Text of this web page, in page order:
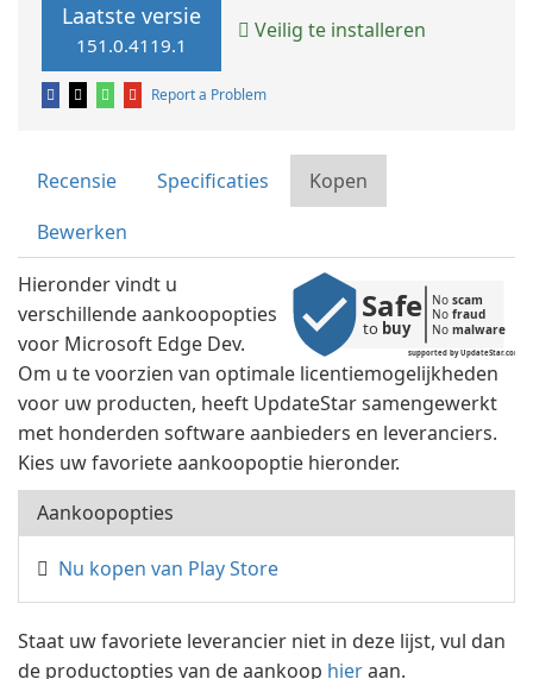
Laatste versie
151.0.4119.1
Veilig te installeren
Report a Problem
Recensie Specificaties
Kopen
Bewerken
supported by UpdateStar.com
Safe
to buy
No scam
No fraud
No malware
Hieronder vindt u
verschillende aankoopopties
voor Microsoft Edge Dev.
Om u te voorzien van optimale licentiemogelijkheden
voor uw producten, heeft UpdateStar samengewerkt
met honderden software aanbieders en leveranciers.
Kies uw favoriete aankoopoptie hieronder.
Aankoopopties
Nu kopen van Play Store
Staat uw favoriete leverancier niet in deze lijst, vul dan
de productopties van de aankoop hieraan.